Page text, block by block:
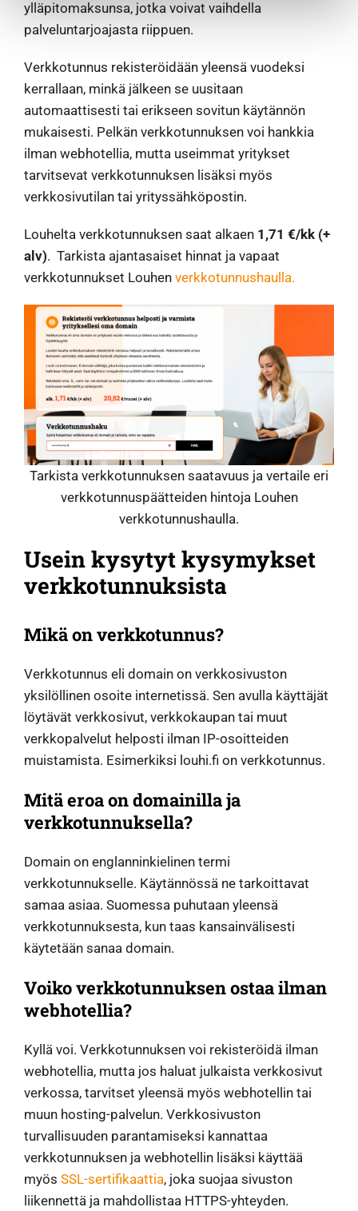
ylläpitomaksunsa, jotka voivat vaihdella
palveluntarjoajasta riippuen.
Verkkotunnus rekisteröidään yleensä vuodeksi
kerrallaan, minkä jälkeen se uusitaan
automaattisesti tai erikseen sovitun käytännön
mukaisesti. Pelkän verkkotunnuksen voi hankkia
ilman webhotellia, mutta useimmat yritykset
tarvitsevat verkkotunnuksen lisäksi myös
verkkosivutilan tai yrityssähköpostin.
Louhelta verkkotunnuksen saat alkaen 1,71 €/kk (+
alv). Tarkista ajantasaiset hinnat ja vapaat
verkkotunnukset Louhen verkkotunnushaulla.
Tarkista verkkotunnuksen saatavuus ja vertaile eri
verkkotunnuspäätteiden hintoja Louhen
verkkotunnushaulla.
Usein kysytyt kysymykset
verkkotunnuksista
Mikä on verkkotunnus?
Verkkotunnus eli domain on verkkosivuston
yksilöllinen osoite internetissä. Sen avulla käyttäjät
löytävät verkkosivut, verkkokaupan tai muut
verkkopalvelut helposti ilman IP-osoitteiden
muistamista. Esimerkiksi louhi.fi on verkkotunnus.
Mitä eroa on domainilla ja
verkkotunnuksella?
Domain on englanninkielinen termi
verkkotunnukselle. Käytännössä ne tarkoittavat
samaa asiaa. Suomessa puhutaan yleensä
verkkotunnuksesta, kun taas kansainvälisesti
käytetään sanaa domain.
Voiko verkkotunnuksen ostaa ilman
webhotellia?
Kyllä voi. Verkkotunnuksen voi rekisteröidä ilman
webhotellia, mutta jos haluat julkaista verkkosivut
verkossa, tarvitset yleensä myös webhotellin tai
muun hosting-palvelun. Verkkosivuston
turvallisuuden parantamiseksi kannattaa
verkkotunnuksen ja webhotellin lisäksi käyttää
myös SSL-sertifikaattia, joka suojaa sivuston
liikennettä ja mahdollistaa HTTPS-yhteyden.